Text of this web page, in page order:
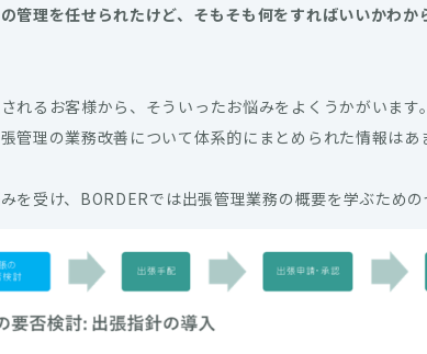
管理を任せられたけど、そもそも何をすればいいかわ
れるお客様から、そういったお悩みをよくうかがいます。
管理の業務改善について体系的にまとめられた情報はあ
を受け、BORDERでは出張管理業務の概要を学ぶため